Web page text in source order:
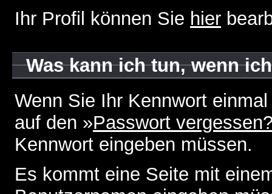
Ihr Profil können Sie hier
Was kann ich tun, wenn
Wenn Sie Ihr Kennwort
auf den »Passwort
Kennwort eingeben müssen.
Es kommt eine Seite mit